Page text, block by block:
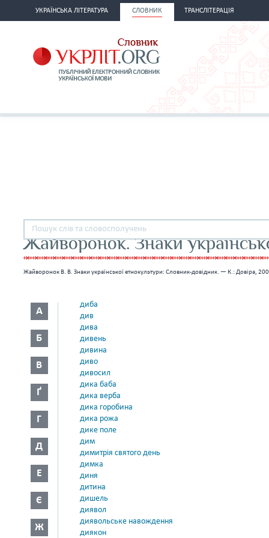
УКРАЇНСЬКА ЛІТЕРАТУРА СЛОВНИК ТРАНСЛІТЕРАЦІЯ
Жайворонок. Знаки
Жайворонок В. В. Знаки української етнокультури: Словник-довідник. — К.: Довіра,
А
Б
В
Ґ
Г
Д
Е
Є
Ж
диба
див
дива
дивень
дивина
диво
дивосил
дика баба
дика верба
дика горобина
дика рожа
дике поле
дим
димитрія святого день
димка
диня
дитина
дишель
диявол
диявольське навождення
диякон